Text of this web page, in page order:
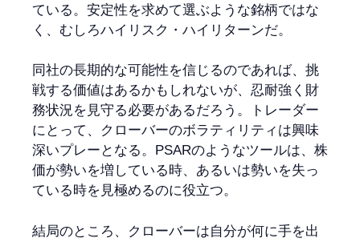
ている。安定性を求めて選ぶような銘柄ではな
く、むしろハイリスク・ハイリターンだ。
同社の長期的な可能性を信じるのであれば、挑
戦する価値はあるかもしれないが、忍耐強く財
務状況を見守る必要があるだろう。トレーダー
にとって、クローバーのボラティリティは興味
深いプレーとなる。PSARのようなツールは、株
価が勢いを増している時、あるいは勢いを失っ
ている時を見極めるのに役立つ。
結局のところ、クローバーは自分が何に手を出